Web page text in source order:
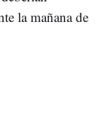
la mañana de